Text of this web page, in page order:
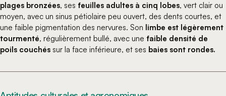
plages bronzées, ses feuilles adultes à cinq lobes, vert clair ou
moyen, avec un sinus pétiolaire peu ouvert, des dents courtes, et
une faible pigmentation des nervures. Son limbe est légèrement
tourmenté, régulièrement bullé, avec une faible densité de
poils couchés sur la face inférieure, et ses baies sont rondes.